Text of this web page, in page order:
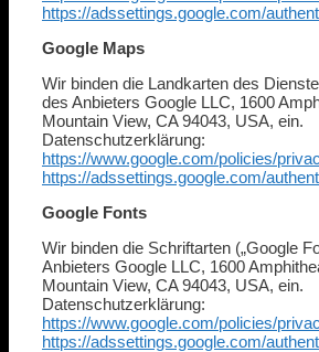
https://adssettings.google.com/
Google Maps
Wir binden die Landkarten des
des Anbieters Google LLC, 1600
Mountain View, CA 94043, USA, ein.
Datenschutzerklärung:
https://www.google.com/policies/
https://adssettings.google.com/
Google Fonts
Wir binden die Schriftarten („Google
Anbieters Google LLC, 1600
Mountain View, CA 94043, USA, ein.
Datenschutzerklärung:
https://www.google.com/policies/
https://adssettings.google.com/